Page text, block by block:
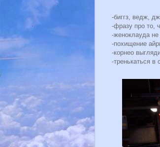
-биггз, ведж,
-фразу про то,
-женоклауда
-похищение
-корнео
-тренькаться в